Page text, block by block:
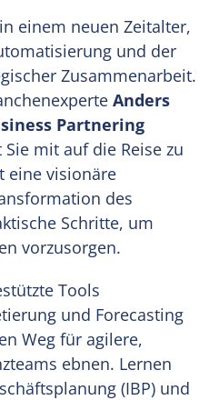
einem neuen Zeitalter,
und der
Zusammenarbeit.
Anders
Partnering
mit auf die Reise zu
eine visionäre
des
Schritte, um
vorzusorgen.
Tools
und Forecasting
Weg für agilere,
ebnen. Lernen
(IBP) und